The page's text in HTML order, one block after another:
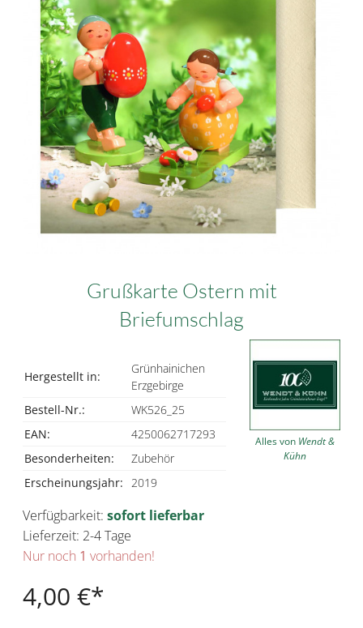
Grußkarte Ostern mit
Briefumschlag
Hergestellt in:
Grünhainichen
Erzgebirge
Bestell-Nr.:
WK526_25
EAN:
4250062717293
Besonderheiten:
Zubehör
Erscheinungsjahr: 2019
Alles von Wendt &
Kühn
Verfügbarkeit: sofort lieferbar
Lieferzeit: 2-4 Tage
Nur noch 1 vorhanden!
4,00 €